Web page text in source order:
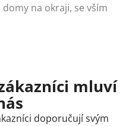
na okraji, se vším
mluví
doporučují svým